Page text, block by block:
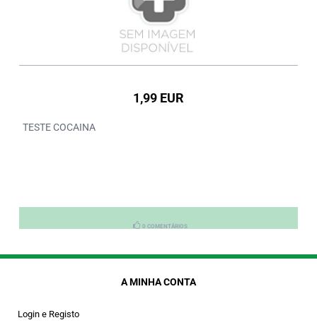
1,99 EUR
TESTE COCAINA
0 COMENTÁRIOS
A MINHA CONTA
Login e Registo